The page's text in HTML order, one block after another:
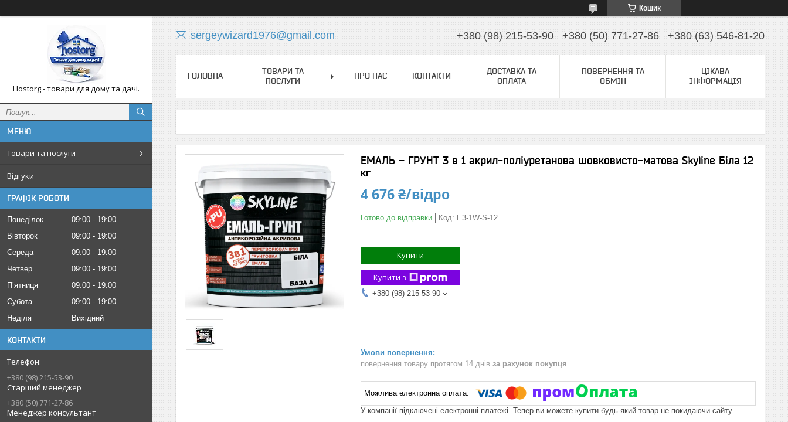
Кошик
Hostorg - товари для дому та дачі.
Товари та послуги
Відгуки
ГРАФІК РОБОТИ
Понеділок 09:00
19:00
Вівторок
09:00
19:00
Середа
09:00
19:00
Четвер
09:00
19:00
Пʼятниця
09:00
19:00
Субота
09:00
19:00
Неділя
Вихідний
КОНТАКТИ
+380 (98) 215-53-90
Старший менеджер
+380 (50) 771-27-86
Менеджер консультант
sergeywizard1976@gmail.com +380 (98) 215-53-90 +380 (50) 771-27-86 +380 (63) 546-81-20
ГОЛОВНА
ТОВАРИ ТА
ПОСЛУГИ
ПРО НАС КОНТАКТИ
ДОСТАВКА ТА
ОПЛАТА
ПОВЕРНЕННЯ ТА
ОБМІН
ЦІКАВА
ІНФОРМАЦІЯ
ЕМАЛЬ – ГРУНТ 3 в 1 акрил-поліуретанова шовковисто-матова Skyline Біла 12
кг
4 676 ₴/відро
Готово до відправки Код: E3-1W-S-12
Купити
Купити з
+380 (98) 215-53-90
повернення товару протягом 14 днів за рахунок покупця
У компанії підключені електронні платежі. Тепер ви можете купити будь-який товар не покидаючи сайту.